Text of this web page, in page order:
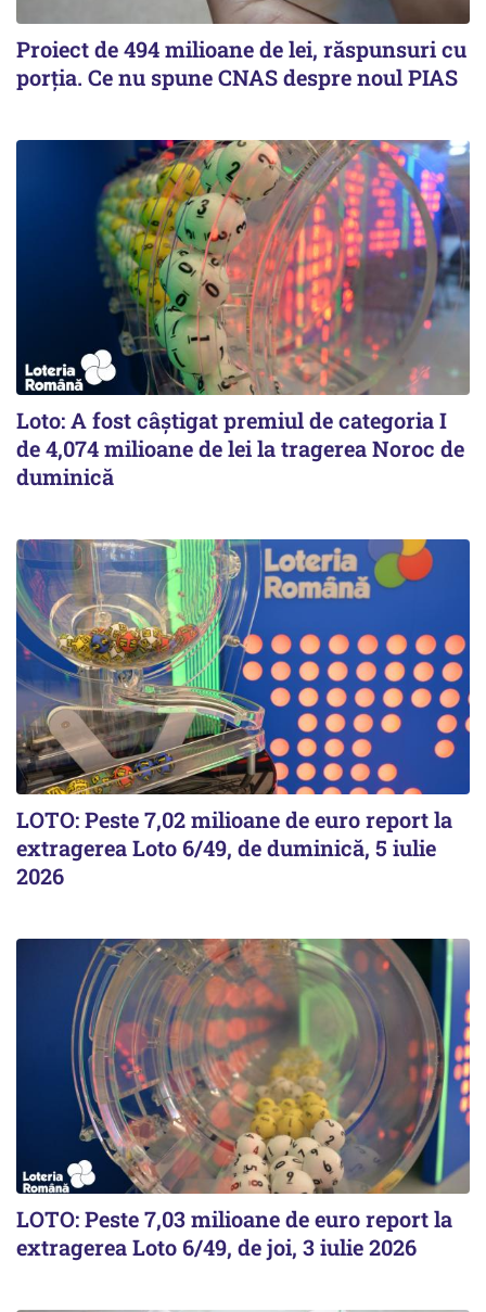
Proiect de 494 milioane de lei, răspunsuri cu
porția. Ce nu spune CNAS despre noul PIAS
Loto: A fost câștigat premiul de categoria I
de 4,074 milioane de lei la tragerea Noroc de
duminică
LOTO: Peste 7,02 milioane de euro report la
extragerea Loto 6/49, de duminică, 5 iulie
2026
LOTO: Peste 7,03 milioane de euro report la
extragerea Loto 6/49, de joi, 3 iulie 2026